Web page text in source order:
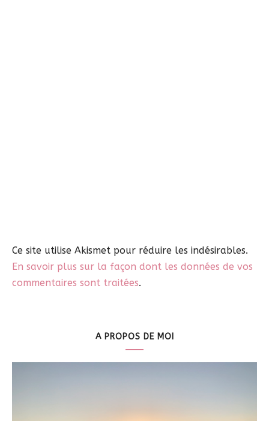
Ce site utilise Akismet pour réduire les indésirables.
En savoir plus sur la façon dont les données de vos
commentaires sont traitées.
A PROPOS DE MOI